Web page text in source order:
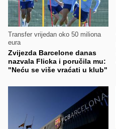
Transfer vrijedan oko 50 miliona
eura
Zvijezda Barcelone danas
nazvala Flicka i poručila mu:
"Neću se više vraćati u klub"